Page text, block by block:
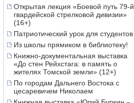
Открытая лекция «Боевой путь 79-й
гвардейской стрелковой дивизии»
(16+)
Патриотический урок для студентов
Из школы прямиком в библиотеку!
Книжно-документальная выставка
«До стен Рейхстага: в память о
жителях Томской земли» (12+)
По городам Дальнего Востока с
цесаревичем Николаем